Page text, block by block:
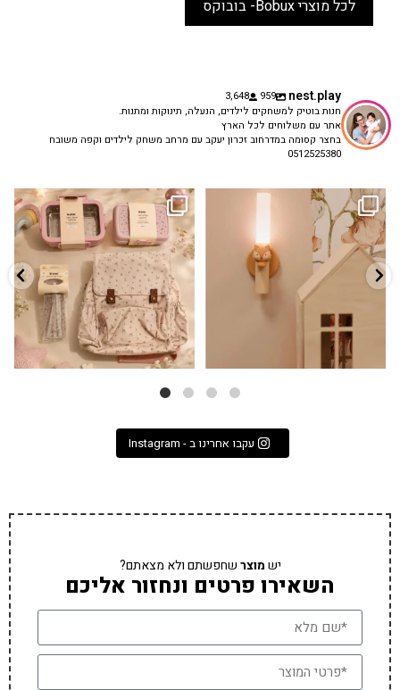
לכל מוצרי Bobux- בובוקס
nest.play
959
3,648
חנות בוטיק למשחקים לילדים, הנעלה, תינוקות ומתנות.
אתר עם משלוחים לכל הארץ
בחצר קסומה במדרחוב זכרון יעקב עם מרחב משחק לילדים וקפה משובח
0512525380
✨ חוזרים למסגרת בסטייל! ✨
הקולקציה החדשה...
9 4
גם פריט עיצובי לחדר, גם מנורת לילה
...
0
עקבו אחרינו ב - Instagram
ישמוצרשחפשתם ולא מצאתם?
השאירו פרטים ונחזור אליכם